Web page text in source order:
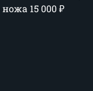
ножа 15 000₽